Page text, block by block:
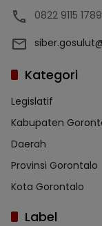
0822 9115 1789
Kategori
Legislatif
Kabupaten
Daerah
Provinsi Gorontalo
Kota Gorontalo
Label